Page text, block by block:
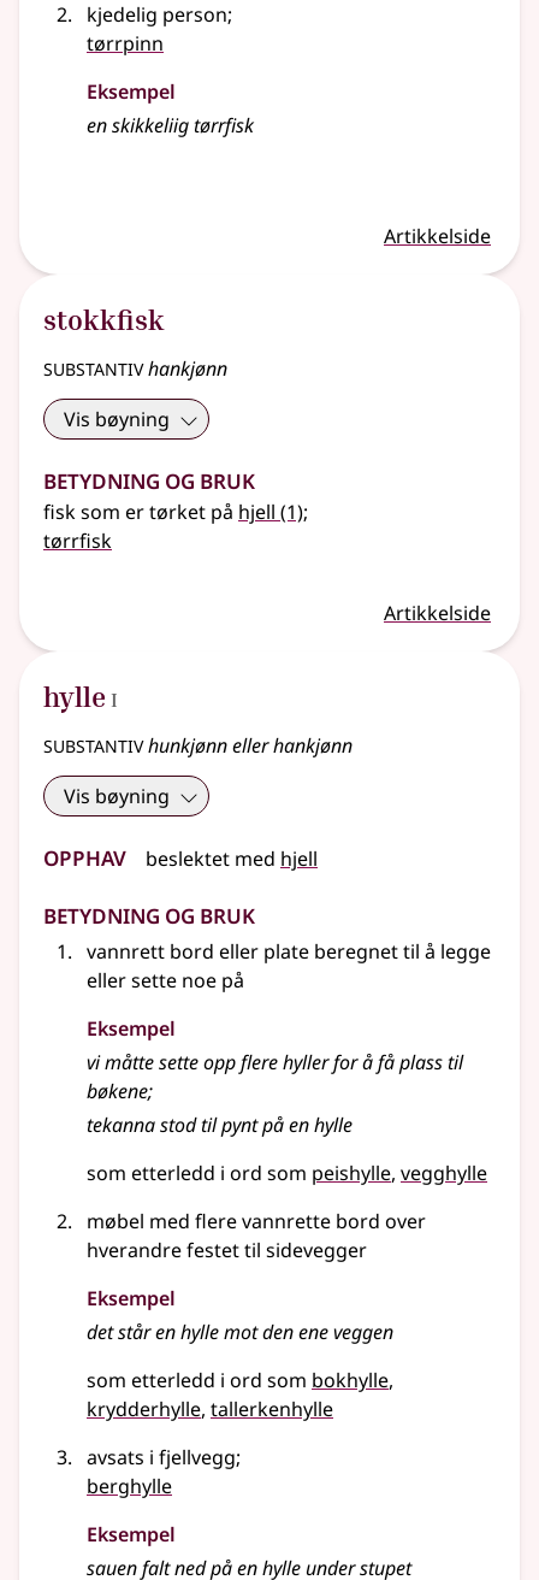
kjedelig person;
tørrpinn
Eksempel
en skikkeliig tørrfisk
Artikkelside
stokkfisk
substantivhankjønn
Vis bøyning
Betydning og bruk
fisk som er tørket på hjell (1);
tørrfisk
Artikkelside
hylle 1
I
substantivhunkjønn eller hankjønn
Vis bøyning
Opphav beslektet med hjell
Betydning og bruk
vannrett bord eller plate beregnet til å legge
ellersette noe på
Eksempel
vi måtte sette opp flerehyllerfor å få plass til
bøkene;
tekanna stod til pynt på en hylle
som etterledd i ord som peishylle vegghylle
møbel med flere vannrette bord over
hverandre festet til sidevegger
Eksempel
det står en hylle mot den ene veggen
som etterledd i ord som bokhylle
krydderhylle tallerkenhylle
avsats i fjellvegg;
berghylle
Eksempel
sauen falt ned på enhylle under stupet